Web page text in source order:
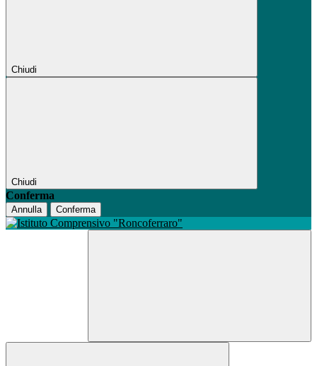
Chiudi
Chiudi
Conferma
Annulla Conferma